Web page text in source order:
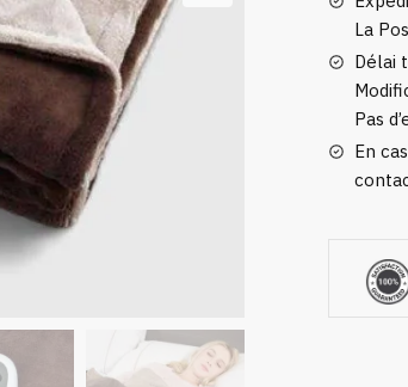
La
Délai
Pas
En